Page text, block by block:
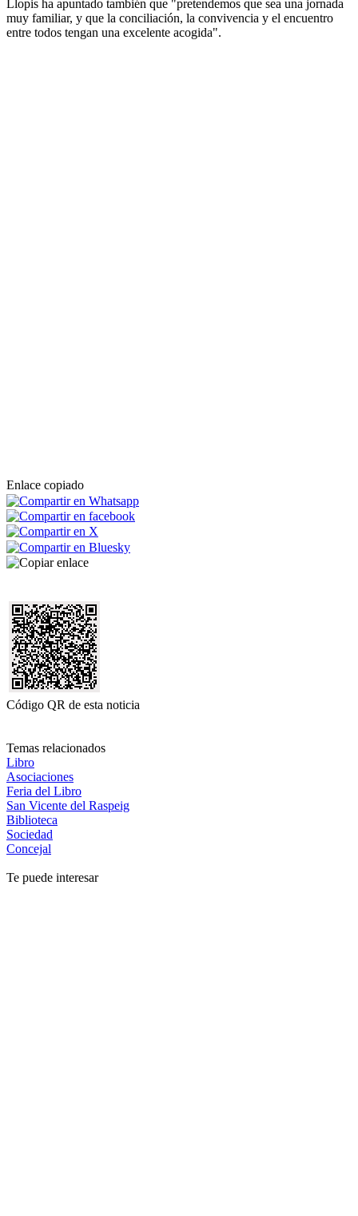
Llopis ha apuntado también que "pretendemos que sea una jornada
muy familiar, y que la conciliación, la convivencia y el encuentro
entre todos tengan una excelente acogida".
Enlace copiado
Código QR de esta noticia
Temas relacionados
Libro
Asociaciones
Feria del Libro
San Vicente del Raspeig
Biblioteca
Sociedad
Concejal
Te puede interesar